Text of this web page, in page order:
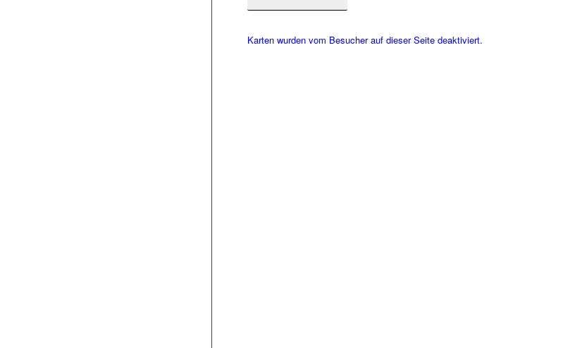
Karten wurden vom Besucher auf dieser Seite deaktiviert.